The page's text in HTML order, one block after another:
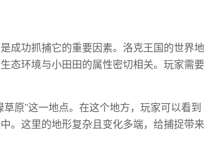
成功抓捕它的重要因素。洛克王国的世界地
态环境与小田田的属性密切相关。玩家需要
原”这一地点。在这个地方，玩家可以看到
。这里的地形复杂且变化多端，给捕捉带来